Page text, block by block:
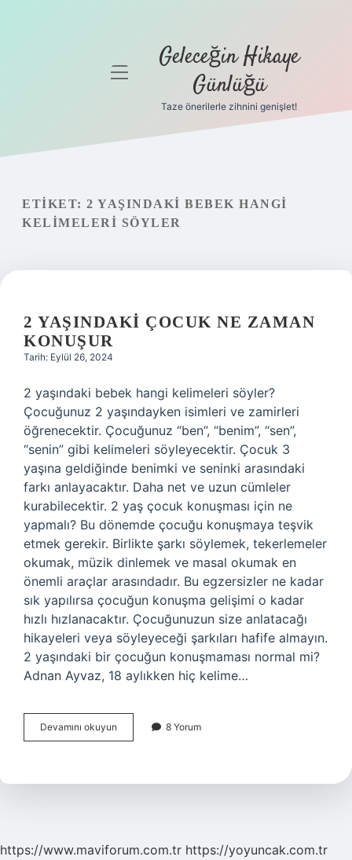
Gizlilik
Yasal Uyarı
menüyü Geleceğin Hikaye
Günlüğü
Taze önerilerle zihnini genişlet!
ETIKET: 2 YAŞINDAKI BEBEK HANGI
KELIMELERI SÖYLER
2 YAŞINDAKI ÇOCUK NE ZAMAN
KONUŞUR
Tarih: Eylül 26, 2024
2 yaşındaki bebek hangi kelimeleri söyler?
Çocuğunuz 2 yaşındayken isimleri ve zamirleri
öğrenecektir. Çocuğunuz “ben”, “benim”, “sen”,
“senin” gibi kelimeleri söyleyecektir. Çocuk 3
yaşına geldiğinde benimki ve seninki arasındaki
farkı anlayacaktır. Daha net ve uzun cümleler
kurabilecektir. 2 yaş çocuk konuşması için ne
yapmalı? Bu dönemde çocuğu konuşmaya teşvik
etmek gerekir. Birlikte şarkı söylemek, tekerlemeler
okumak, müzik dinlemek ve masal okumak en
önemli araçlar arasındadır. Bu egzersizler ne kadar
sık ​​yapılırsa çocuğun konuşma gelişimi o kadar
hızlı hızlanacaktır. Çocuğunuzun size anlatacağı
hikayeleri veya söyleyeceği şarkıları hafife almayın.
2 yaşındaki bir çocuğun konuşmaması normal mi?
Adnan Ayvaz, 18 aylıkken hiç kelime…
Devamını okuyun
Yaşındaki
Zaman
8 Yorum
https://www.maviforum.com.tr https://yoyuncak.com.tr